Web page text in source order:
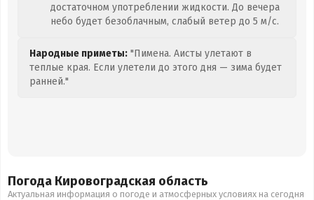
достаточном употреблении жидкости. До вечера
небо будет безоблачным, слабый ветер до 5 м/с.
Народные приметы: "Пимена. Аисты улетают в
теплые края. Если улетели до этого дня — зима будет
ранней."
Погода Кировоградская область
Актуальная информация о погоде и атмосферных условиях на сегодня